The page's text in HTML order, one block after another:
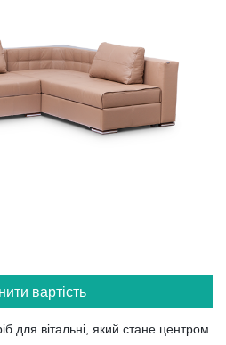
вартість
для вітальні, який стане центром